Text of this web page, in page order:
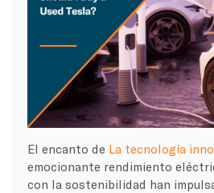
El encanto de La tecnología
emocionante rendimiento
con la sostenibilidad han